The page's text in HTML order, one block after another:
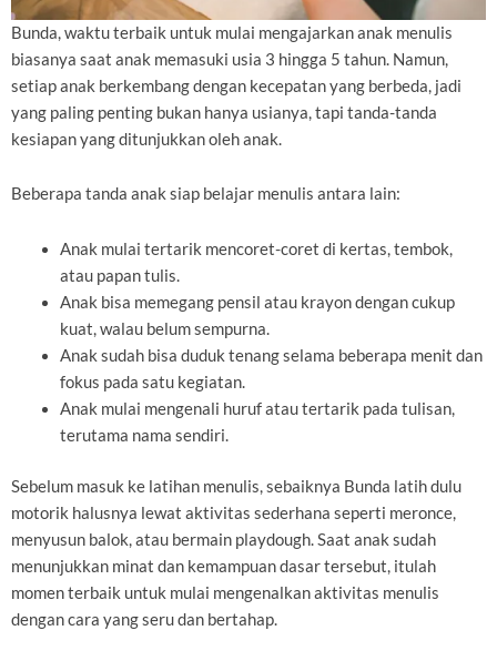
Bunda, waktu terbaik untuk mulai mengajarkan anak menulis
biasanya saat anak memasuki usia 3 hingga 5 tahun. Namun,
setiap anak berkembang dengan kecepatan yang berbeda, jadi
yang paling penting bukan hanya usianya, tapi tanda-tanda
kesiapan yang ditunjukkan oleh anak.
Beberapa tanda anak siap belajar menulis antara lain:
Anak mulai tertarik mencoret-coret di kertas, tembok,
atau papan tulis.
Anak bisa memegang pensil atau krayon dengan cukup
kuat, walau belum sempurna.
Anak sudah bisa duduk tenang selama beberapa menit dan
fokus pada satu kegiatan.
Anak mulai mengenali huruf atau tertarik pada tulisan,
terutama nama sendiri.
Sebelum masuk ke latihan menulis, sebaiknya Bunda latih dulu
motorik halusnya lewat aktivitas sederhana seperti meronce,
menyusun balok, atau bermain playdough. Saat anak sudah
menunjukkan minat dan kemampuan dasar tersebut, itulah
momen terbaik untuk mulai mengenalkan aktivitas menulis
dengan cara yang seru dan bertahap.